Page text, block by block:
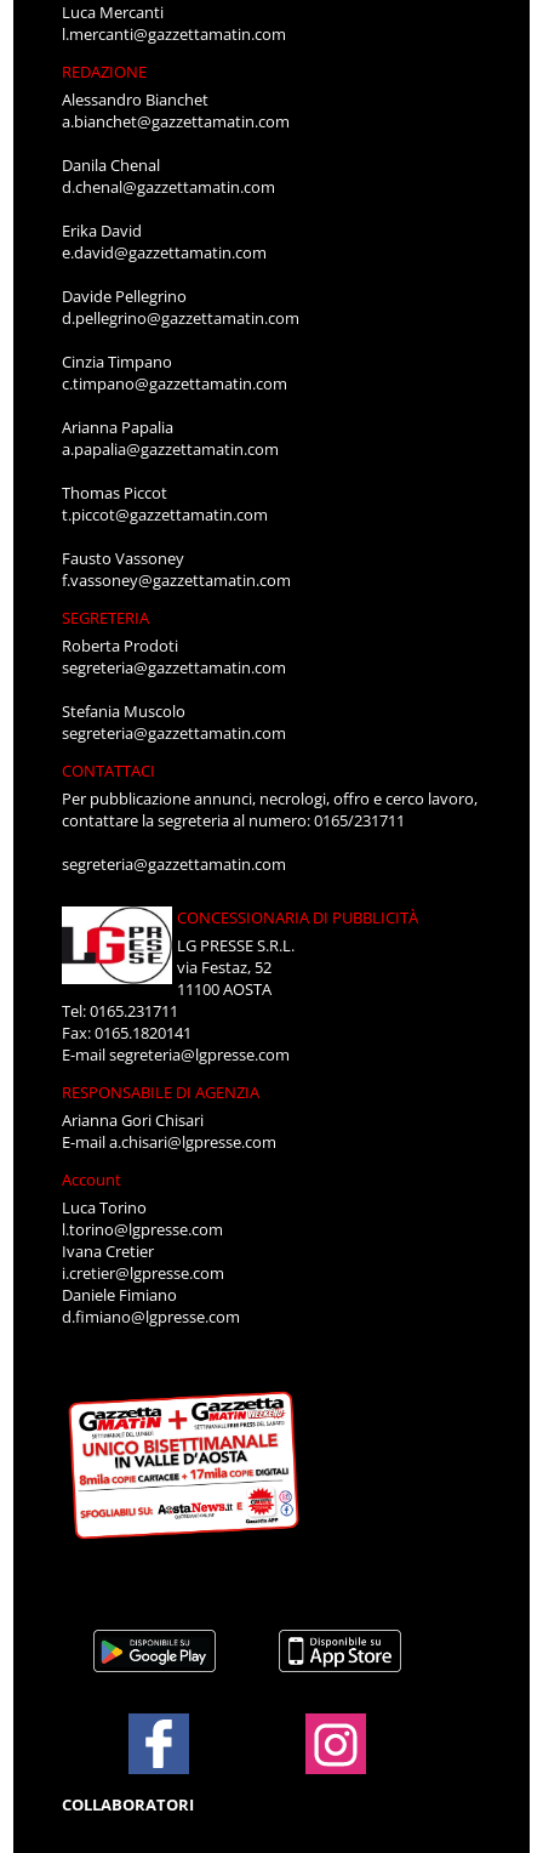
Luca Mercanti
l.mercanti@gazzettamatin.com
REDAZIONE
Alessandro Bianchet
a.bianchet@gazzettamatin.com
Danila Chenal
d.chenal@gazzettamatin.com
Erika David
e.david@gazzettamatin.com
Davide Pellegrino
d.pellegrino@gazzettamatin.com
Cinzia Timpano
c.timpano@gazzettamatin.com
Arianna Papalia
a.papalia@gazzettamatin.com
Thomas Piccot
t.piccot@gazzettamatin.com
Fausto Vassoney
f.vassoney@gazzettamatin.com
SEGRETERIA
Roberta Prodoti
segreteria@gazzettamatin.com
Stefania Muscolo
segreteria@gazzettamatin.com
CONTATTACI
Per pubblicazione annunci, necrologi, offro e cerco lavoro,
contattare la segreteria al numero: 0165/231711
segreteria@gazzettamatin.com
CONCESSIONARIA DI PUBBLICITÀ
LG PRESSE S.R.L.
via Festaz, 52
11100 AOSTA
Tel: 0165.231711
Fax: 0165.1820141
E-mailsegreteria@lgpresse.com
RESPONSABILE DI AGENZIA
Arianna Gori Chisari
E-maila.chisari@lgpresse.com
Account
Luca Torino
l.torino@lgpresse.com
Ivana Cretier
i.cretier@lgpresse.com
Daniele Fimiano
d.fimiano@lgpresse.com
COLLABORATORI